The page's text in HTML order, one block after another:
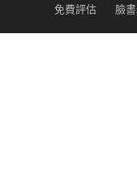
免費評估
臉